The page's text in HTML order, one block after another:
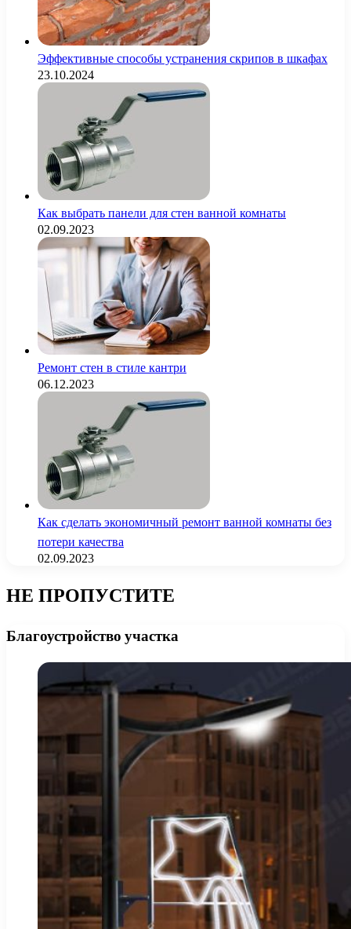
Эффективные способы устранения скрипов в шкафах
23.10.2024
Как выбрать панели для стен ванной комнаты
02.09.2023
Ремонт стен в стиле кантри
06.12.2023
Как сделать экономичный ремонт ванной комнаты без
потери качества
02.09.2023
НЕ ПРОПУСТИТЕ
Благоустройство участка